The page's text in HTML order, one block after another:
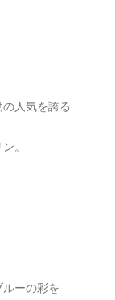
人気を誇る
。
ーの彩を